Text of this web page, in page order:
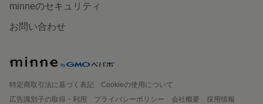
minneのセキュリティ
お問い合わせ
特定商取引法に基づく表記
Cookieの使用について
広告識別子の取得・利用
プライバシーポリシー 会社概要
採用情報